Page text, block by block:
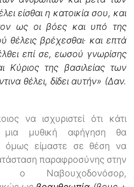
είσθαι η κατοικία σου, και
ως οι βόες και υπό της
βρέχεσθαι· και επτά
επί σε, εωσού γνωρίσης
Κύριος της βασιλείας των
θέλει, δίδει αυτήν» (Δαν.
να ισχυριστεί ότι κάτι
μυθική αφήγηση θα
όμως είμαστε σε θέση να
παραφροσύνης στην
ο Ναβουχοδονόσορ,